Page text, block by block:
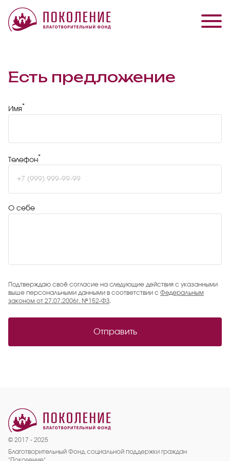
Есть предложение
Имя*
Телефон*
О себе
Подтверждаю своё согласие на следующие действия с указанными
выше персональными данными в соответствии с Федеральным
законом от 27.07.2006г. №152-ФЗ.
© 2017 - 2025
Благотворительный Фонд социальной поддержки граждан